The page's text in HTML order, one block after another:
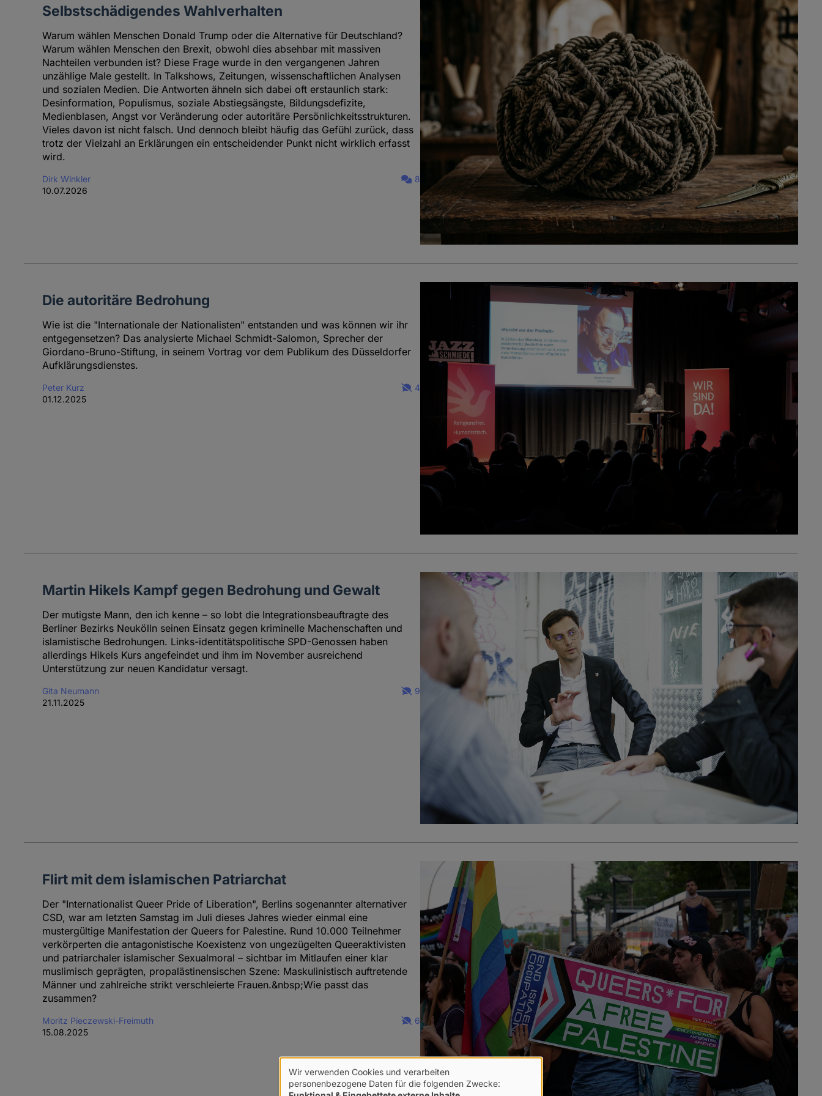
Selbstschädigendes Wahlverhalten
Warum wählen Menschen Donald Trump oder die Alternative für Deutschland?
Warum wählen Menschen den Brexit, obwohl dies absehbar mit massiven
Nachteilen verbunden ist? Diese Frage wurde in den vergangenen Jahren
unzählige Male gestellt. In Talkshows, Zeitungen, wissenschaftlichen Analysen
und sozialen Medien. Die Antworten ähneln sich dabei oft erstaunlich stark:
Desinformation, Populismus, soziale Abstiegsängste, Bildungsdefizite,
Medienblasen, Angst vor Veränderung oder autoritäre Persönlichkeitsstrukturen.
Vieles davon ist nicht falsch. Und dennoch bleibt häufig das Gefühl zurück, dass
trotz der Vielzahl an Erklärungen ein entscheidender Punkt nicht wirklich erfasst
wird.
Dirk Winkler
10.07.2026
8
Die autoritäre Bedrohung
Wie ist die "Internationale der Nationalisten" entstanden und was können wir ihr
entgegensetzen? Das analysierte Michael Schmidt-Salomon, Sprecher der
Giordano-Bruno-Stiftung, in seinem Vortrag vor dem Publikum des Düsseldorfer
Aufklärungsdienstes.
Peter Kurz
01.12.2025
4
Martin Hikels Kampf gegen Bedrohung und Gewalt
Der mutigste Mann, den ich kenne – so lobt die Integrationsbeauftragte des
Berliner Bezirks Neukölln seinen Einsatz gegen kriminelle Machenschaften und
islamistische Bedrohungen. Links-identitätspolitische SPD-Genossen haben
allerdings Hikels Kurs angefeindet und ihm im November ausreichend
Unterstützung zur neuen Kandidatur versagt.
Gita Neumann
21.11.2025
9
Flirt mit dem islamischen Patriarchat
Der "Internationalist Queer Pride of Liberation", Berlins sogenannter alternativer
CSD, war am letzten Samstag im Juli dieses Jahres wieder einmal eine
mustergültige Manifestation der Queers for Palestine. Rund 10.000 Teilnehmer
verkörperten die antagonistische Koexistenz von ungezügelten Queeraktivisten
und patriarchaler islamischer Sexualmoral – sichtbar im Mitlaufen einer klar
muslimisch geprägten, propalästinensischen Szene: Maskulinistisch auftretende
Männer und zahlreiche strikt verschleierte Frauen.&nbsp;Wie passt das
zusammen?
Moritz Pieczewski-Freimuth
15.08.2025
6
Verwendung
Wir verwenden Cookies und verarbeiten
personenbezogene Daten für die folgenden Zwecke: